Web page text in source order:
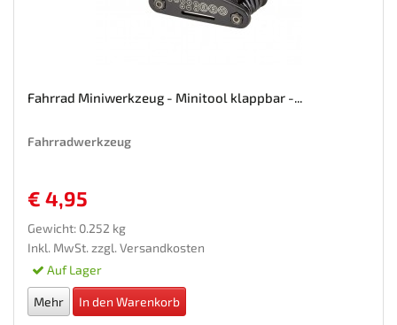
Fahrrad Miniwerkzeug - Minitool klappbar -...
Fahrradwerkzeug
€ 4,95
Gewicht: 0.252 kg
Inkl. MwSt. zzgl. Versandkosten
Auf Lager
Mehr In den Warenkorb